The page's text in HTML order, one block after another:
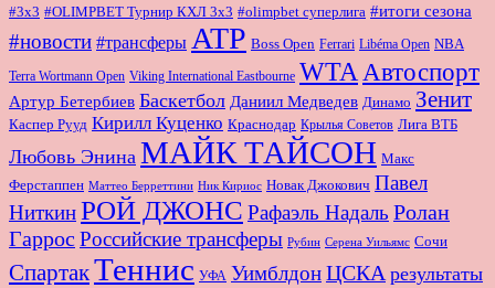
#3x3 #OLIMPBET Турнир КХЛ 3x3 #olimpbet суперлига #итоги сезона
#новости #трансферы ATP Boss Open Ferrari Libéma Open NBA
Terra Wortmann Open Viking International Eastbourne WTA Автоспорт
Артур Бетербиев Баскетбол Даниил Медведев Динамо Зенит
Каспер Рууд Кирилл Куценко Краснодар Крылья Советов Лига ВТБ
Любовь Энина МАЙК ТАЙСОН Макс
Ферстаппен Маттео Берреттини Ник Кириос Новак Джокович Павел
НиткинРОЙ ДЖОНС Рафаэль Надаль Ролан
Гаррос Российские трансферы Рубин Серена Уильямс Сочи
СпартакТеннис УФА УимблдонЦСКА результаты